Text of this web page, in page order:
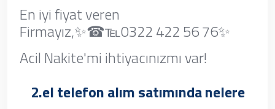
En iyi fiyat veren
Firmayız,✨☎℡0322 422 56 76✨
Acil Nakite'mi ihtiyacınızmı var!
2.el telefon alım satımında nelere